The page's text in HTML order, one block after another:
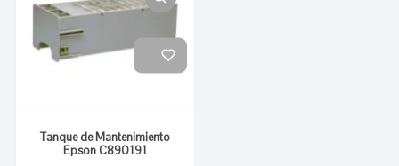
Tanque de Mantenimiento
Epson C890191